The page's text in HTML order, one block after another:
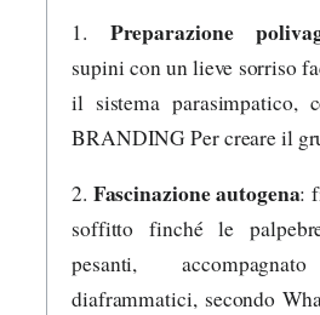
1. Preparazione
supini con un lieve sorriso
il sistema parasimpatico,
BRANDING Per creare il
2. Fascinazione autogena:
soffitto finché le
pesanti,
diaframmatici, secondo